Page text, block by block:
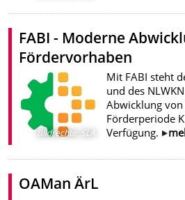
FABI - Moderne
Fördervorhaben
Bildrechte: SLA
Mit FABI steht
und des
Abwicklung von
Förderperiode
Verfügung.
OAMan ÄrL